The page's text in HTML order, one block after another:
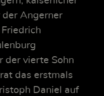
Angerner
der vierte Sohn
das erstmals
Daniel auf